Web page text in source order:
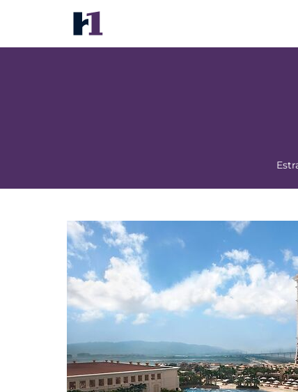
Galaxy Hotel
价格 酒店照片